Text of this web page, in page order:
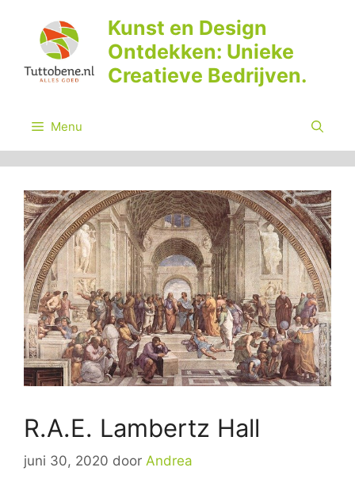
inhoud
Kunst en Design
Ontdekken: Unieke
Creatieve Bedrijven.
Menu
R.A.E. Lambertz Hall
juni 30, 2020 door Andrea